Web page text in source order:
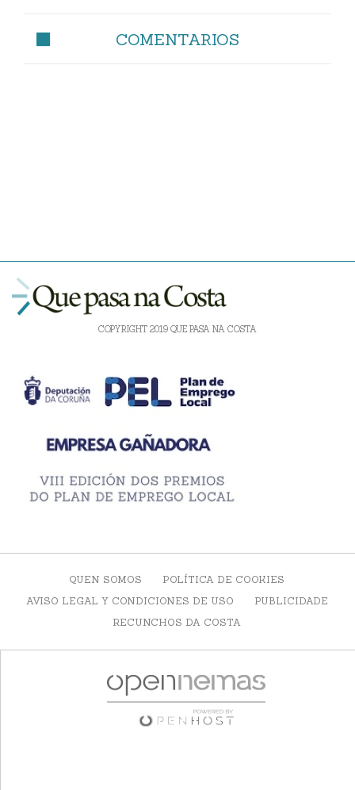
COMENTARIOS
COPYRIGHT 2019 QUE PASA NA COSTA
QUEN SOMOS
POLÍTICA DE COOKIES
AVISO LEGAL Y CONDICIONES DE USO
PUBLICIDADE
RECUNCHOS DA COSTA